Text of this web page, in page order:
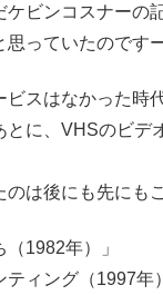
ケビンコスナーの
思っていたのです
スはなかった時代
とに、VHSのビデ
は後にも先にも
（1982年）」
ティング（1997年